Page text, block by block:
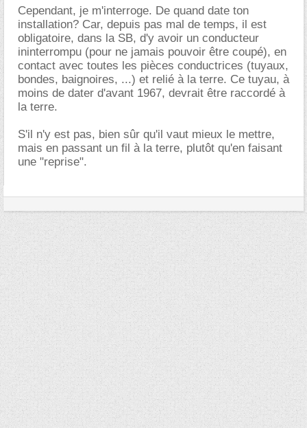
Cependant, je m'interroge. De quand date ton
installation? Car, depuis pas mal de temps, il est
obligatoire, dans la SB, d'y avoir un conducteur
ininterrompu (pour ne jamais pouvoir être coupé), en
contact avec toutes les pièces conductrices (tuyaux,
bondes, baignoires, ...) et relié à la terre. Ce tuyau, à
moins de dater d'avant 1967, devrait être raccordé à
la terre.
S'il n'y est pas, bien sûr qu'il vaut mieux le mettre,
mais en passant un fil à la terre, plutôt qu'en faisant
une "reprise".